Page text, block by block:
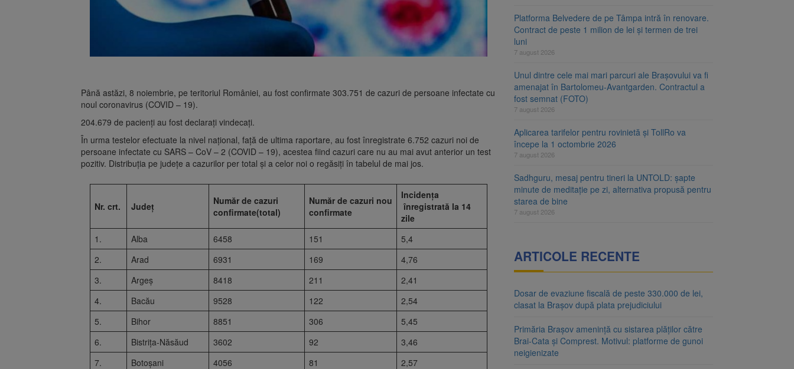
Până astăzi, 8 noiembrie, pe teritoriul României, au fost confirmate 303.751 de cazuri de persoane infectate cu
noul coronavirus (COVID – 19).
204.679 de pacienți au fost declarați vindecați.
În urma testelor efectuate la nivel național, față de ultima raportare, au fost înregistrate 6.752 cazuri noi de
persoane infectate cu SARS – CoV – 2 (COVID – 19), acestea fiind cazuri care nu au mai avut anterior un test
pozitiv. Distribuția pe județe a cazurilor per total și a celor noi o regăsiți în tabelul de mai jos.
Nr. crt. Județ
Număr de cazuri
confirmate(total)
Număr de cazuri nou
confirmate
Incidența
înregistrată la 14
zile
1.
Alba 6458 151
5,4
2.
Arad 6931 169
4,76
3.
Argeș 8418 211
2,41
4.
Bacău 9528 122
2,54
5.
Bihor 8851 306
5,45
6.
Bistrița-Năsăud 3602 92
3,46
7.
Botoșani 4056 81
2,57
Platforma Belvedere de pe Tâmpa intră în renovare.
Contract de peste 1 milion de lei și termen de trei
luni
7 august 2026
Unul dintre cele mai mari parcuri ale Brașovului va fi
amenajat în Bartolomeu-Avantgarden. Contractul a
fost semnat (FOTO)
7 august 2026
Aplicarea tarifelor pentru rovinietă și TollRo va
începe la 1 octombrie 2026
7 august 2026
Sadhguru, mesaj pentru tineri la UNTOLD: șapte
minute de meditație pe zi, alternativa propusă pentru
starea de bine
7 august 2026
ARTICOLE RECENTE
Dosar de evaziune fiscală de peste 330.000 de lei,
clasat la Brașov după plata prejudiciului
Primăria Brașov amenință cu sistarea plăților către
Brai-Cata și Comprest. Motivul: platforme de gunoi
neigienizate